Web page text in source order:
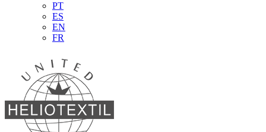
PT
ES
EN
FR